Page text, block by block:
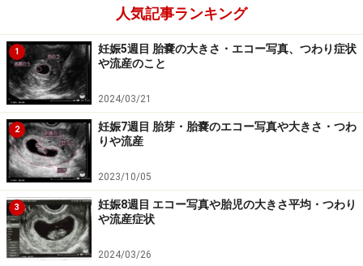
人気記事ランキング
1
妊娠5週目 胎嚢の大きさ・エコー写真、つわり症状
や流産のこと
2024/03/21
2
妊娠7週目 胎芽・胎嚢のエコー写真や大きさ・つわ
りや流産
2023/10/05
3
妊娠8週目 エコー写真や胎児の大きさ平均・つわり
や流産症状
2024/03/26